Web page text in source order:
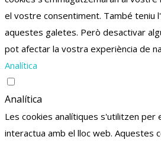
el vostre consentiment. També teniu
aquestes galetes. Però desactivar
pot afectar la vostra experiència de
Analítica
Analítica
Les cookies analítiques s'utilitzen
interactua amb el lloc web. Aquestes